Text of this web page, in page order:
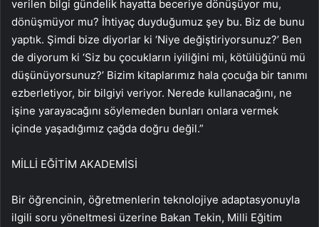
verilen bilgi gündelik hayatta beceriye dönüşüyor mu,
dönüşmüyor mu? İhtiyaç duyduğumuz şey bu. Biz de bunu
yaptık. Şimdi bize diyorlar ki ‘Niye değiştiriyorsunuz?’ Ben
de diyorum ki ‘Siz bu çocukların iyiliğini mi, kötülüğünü mü
düşünüyorsunuz?’ Bizim kitaplarımız hala çocuğa bir tanımı
ezberletiyor, bir bilgiyi veriyor. Nerede kullanacağını, ne
işine yarayacağını söylemeden bunları onlara vermek
içinde yaşadığımız çağda doğru değil.”
MİLLİ EĞİTİM AKADEMİSİ
Bir öğrencinin, öğretmenlerin teknolojiye adaptasyonuyla
ilgili soru yöneltmesi üzerine Bakan Tekin, Milli Eğitim